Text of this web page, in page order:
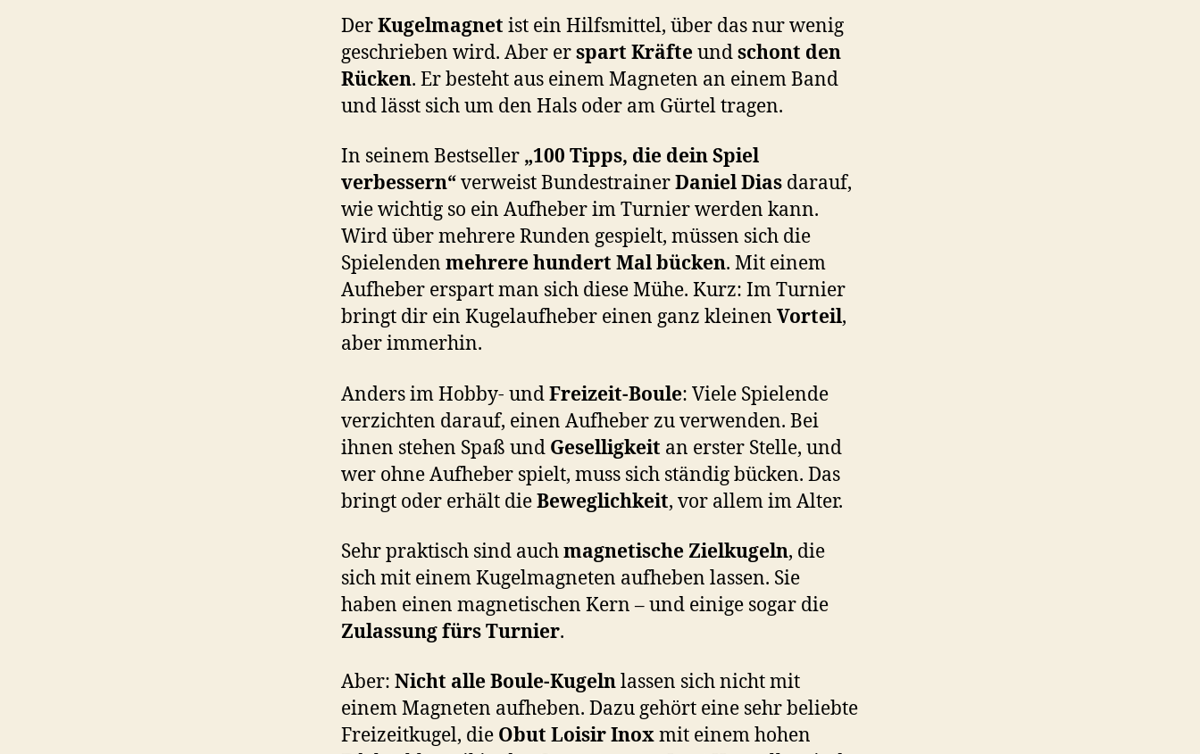
DerKugelmagnet ist ein Hilfsmittel, über das nur wenig
geschrieben wird. Aber erspart Kräfteundschont den
Rücken. Er besteht aus einem Magneten an einem Band
und lässt sich um den Hals oder am Gürtel tragen.
In seinem Bestseller „100 Tipps, die dein Spiel
verbessern“verweist BundestrainerDaniel Dias darauf,
wie wichtig so ein Aufheber im Turnier werden kann.
Wird über mehrere Runden gespielt, müssen sich die
Spielenden mehrere hundert Mal bücken. Mit einem
Aufheber erspart man sich diese Mühe. Kurz: Im Turnier
bringt dir ein Kugelaufheber einen ganz kleinen Vorteil,
aber immerhin.
Anders im Hobby- undFreizeit-Boule: Viele Spielende
verzichten darauf, einen Aufheber zu verwenden. Bei
ihnen stehen Spaß und Geselligkeit an erster Stelle, und
wer ohne Aufheber spielt, muss sich ständig bücken. Das
bringt oder erhält dieBeweglichkeit, vor allem im Alter.
Sehr praktisch sind auchmagnetische Zielkugeln, die
sich mit einem Kugelmagneten aufheben lassen. Sie
haben einen magnetischen Kern – und einige sogar die
Zulassung fürs Turnier.
Aber: Nicht alle Boule-Kugelnlassen sich nicht mit
einem Magneten aufheben. Dazu gehört eine sehr beliebte
Freizeitkugel, die Obut Loisir Inoxmit einem hohen